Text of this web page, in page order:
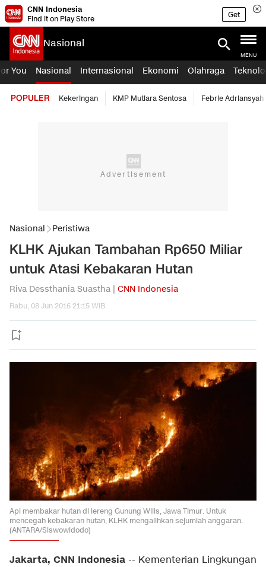
CNN Indonesia
Find it on Play Store
Get
Nasional
MENU
You Nasional Internasional Ekonomi Olahraga
POPULER Kekeringan KMP Mutiara Sentosa Febrie Adriansyah
Nasional Peristiwa
KLHK Ajukan Tambahan Rp650 Miliar
untuk Atasi Kebakaran Hutan
Riva Dessthania Suastha | CNN Indonesia
Rabu, 08 Jun 2016 21:15 WIB
Api membakar hutan di lereng Gunung Wilis, Jawa Timur. Untuk
mencegah kebakaran hutan, KLHK mengalihkan sejumlah anggaran.
(ANTARA/Siswowidodo)
Jakarta, CNN Indonesia -- Kementerian Lingkungan